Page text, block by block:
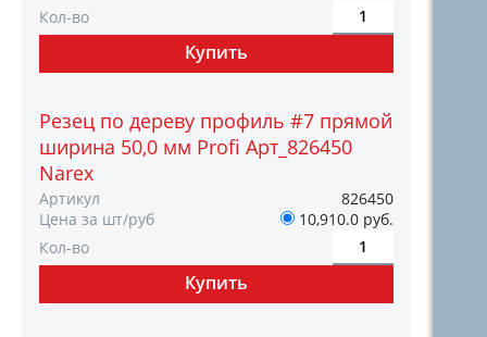
Кол-во
Резец по дереву профиль #7 прямой
ширина 50,0 мм Profi Арт_826450
Narex
Артикул
826450
Цена за шт/руб
10,910.0 руб.
Кол-во